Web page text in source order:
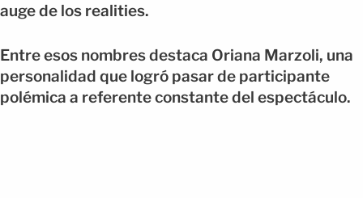
auge de los realities.
Entre esos nombres destaca Oriana Marzoli, una
personalidad que logró pasar de participante
polémica a referente constante del espectáculo.